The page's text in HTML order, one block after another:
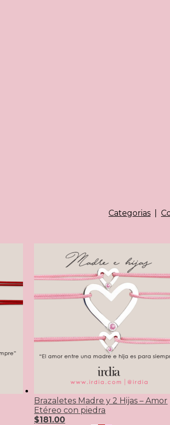
Categorias
Brazaletes Madre y 2 Hijas – Amor
Etéreo con piedra
$181.00